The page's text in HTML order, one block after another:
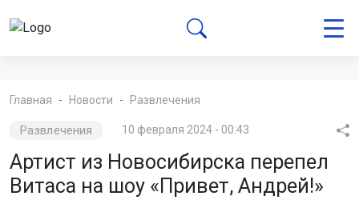
Главная Новости Развлечения
Развлечения 10 февраля 2024 - 00:43
Артист из Новосибирска перепел
Витаса на шоу «Привет, Андрей!»